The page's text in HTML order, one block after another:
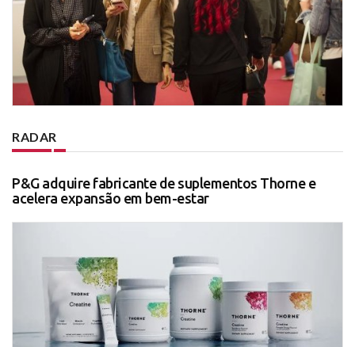
RADAR
P&G adquire fabricante de suplementos Thorne e
acelera expansão em bem-estar